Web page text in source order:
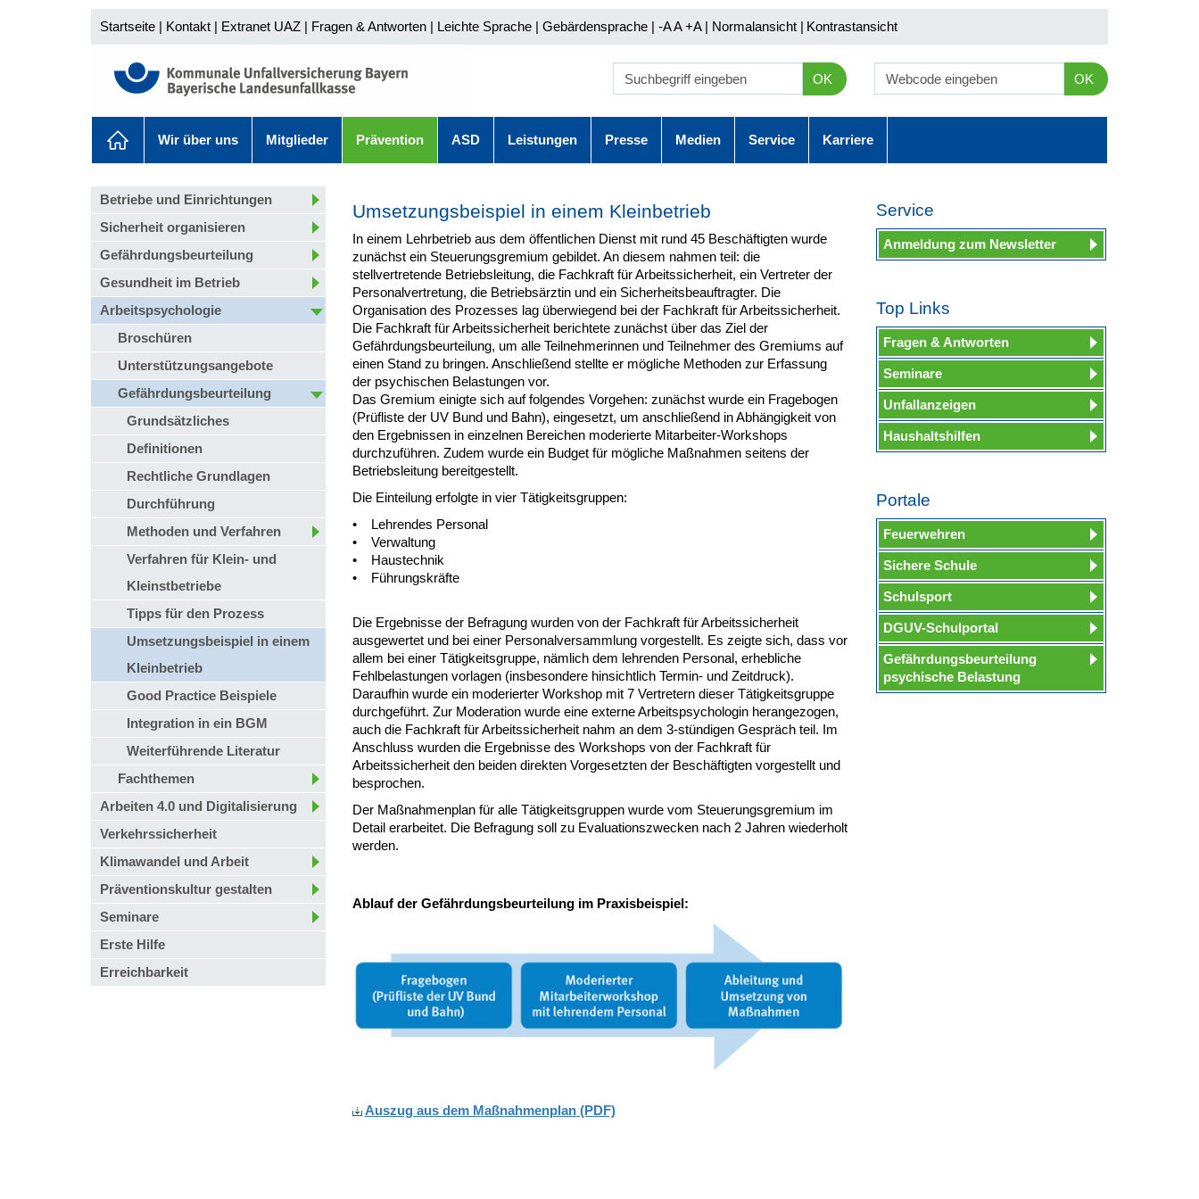
Startseite | Kontakt | Extranet UAZ | Fragen & Antworten | Leichte Sprache | Gebärdensprache | -A A+A | Normalansicht | Kontrastansicht
OK OK
Wir über uns Mitglieder Prävention ASD Leistungen Presse Medien Service Karriere
Betriebe und Einrichtungen
Sicherheit organisieren
Gefährdungsbeurteilung
Gesundheit im Betrieb
Arbeitspsychologie
Broschüren
Unterstützungsangebote
Gefährdungsbeurteilung
Grundsätzliches
Definitionen
Rechtliche Grundlagen
Durchführung
Methoden und Verfahren
Verfahren für Klein- und
Kleinstbetriebe
Tipps für den Prozess
Umsetzungsbeispiel in einem
Kleinbetrieb
Good Practice Beispiele
Integration in ein BGM
Weiterführende Literatur
Fachthemen
Arbeiten 4.0 und Digitalisierung
Verkehrssicherheit
Klimawandel und Arbeit
Präventionskultur gestalten
Seminare
Erste Hilfe
Erreichbarkeit
Umsetzungsbeispiel in einem Kleinbetrieb
In einem Lehrbetrieb aus dem öffentlichen Dienst mit rund 45 Beschäftigten wurde
zunächst ein Steuerungsgremium gebildet. An diesem nahmen teil: die
stellvertretende Betriebsleitung, die Fachkraft für Arbeitssicherheit, ein Vertreter der
Personalvertretung, die Betriebsärztin und ein Sicherheitsbeauftragter. Die
Organisation des Prozesses lag überwiegend bei der Fachkraft für Arbeitssicherheit.
Die Fachkraft für Arbeitssicherheit berichtete zunächst über das Ziel der
Gefährdungsbeurteilung, um alle Teilnehmerinnen und Teilnehmer des Gremiums auf
einen Stand zu bringen. Anschließend stellte er mögliche Methoden zur Erfassung
der psychischen Belastungen vor.
Das Gremium einigte sich auf folgendes Vorgehen: zunächst wurde ein Fragebogen
(Prüfliste der UV Bund und Bahn), eingesetzt, um anschließend in Abhängigkeit von
den Ergebnissen in einzelnen Bereichen moderierte Mitarbeiter-Workshops
durchzuführen. Zudem wurde ein Budget für mögliche Maßnahmen seitens der
Betriebsleitung bereitgestellt.
Die Einteilung erfolgte in vier Tätigkeitsgruppen:
• Lehrendes Personal
• Verwaltung
• Haustechnik
• Führungskräfte
Die Ergebnisse der Befragung wurden von der Fachkraft für Arbeitssicherheit
ausgewertet und bei einer Personalversammlung vorgestellt. Es zeigte sich, dass vor
allem bei einer Tätigkeitsgruppe, nämlich dem lehrenden Personal, erhebliche
Fehlbelastungen vorlagen (insbesondere hinsichtlich Termin- und Zeitdruck).
Daraufhin wurde ein moderierter Workshop mit 7 Vertretern dieser Tätigkeitsgruppe
durchgeführt. Zur Moderation wurde eine externe Arbeitspsychologin herangezogen,
auch die Fachkraft für Arbeitssicherheit nahm an dem 3-stündigen Gespräch teil. Im
Anschluss wurden die Ergebnisse des Workshops von der Fachkraft für
Arbeitssicherheit den beiden direkten Vorgesetzten der Beschäftigten vorgestellt und
besprochen.
Der Maßnahmenplan für alle Tätigkeitsgruppen wurde vom Steuerungsgremium im
Detail erarbeitet. Die Befragung soll zu Evaluationszwecken nach 2 Jahren wiederholt
werden.
Ablauf der Gefährdungsbeurteilung im Praxisbeispiel:
Auszug aus dem Maßnahmenplan(PDF)
Service
Anmeldung zum Newsletter
Top Links
Fragen & Antworten
Seminare
Unfallanzeigen
Haushaltshilfen
Portale
Feuerwehren
Sichere Schule
Schulsport
DGUV-Schulportal
Gefährdungsbeurteilung
psychische Belastung